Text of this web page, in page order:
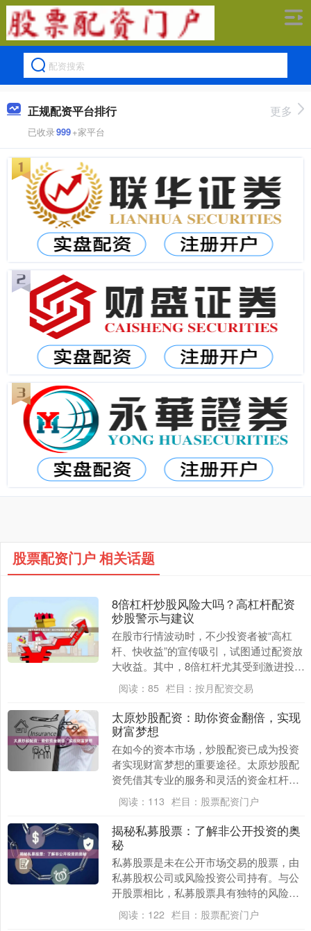
正规配资平台排行
已收录999+家平台
更多
股票配资门户 相关话题
8倍杠杆炒股风险大吗？高杠杆配资
炒股警示与建议
在股市行情波动时，不少投资者被“高杠
杆、快收益”的宣传吸引，试图通过配资放
大收益。其中，8倍杠杆尤其受到激进投资
者的关注——用1万元本金，就能操作8万
元资金股票....
阅读： 85 栏目： 按月配资交易
太原炒股配资：助你资金翻倍，实现
财富梦想
在如今的资本市场，炒股配资已成为投资
者实现财富梦想的重要途径。太原炒股配
资凭借其专业的服务和灵活的资金杠杆，
为投资者提供了资金翻倍的绝佳机会。 太
原炒股配资平台....
阅读： 113 栏目： 股票配资门户
揭秘私募股票：了解非公开投资的奥
秘
私募股票是未在公开市场交易的股票，由
私募股权公司或风险投资公司持有。与公
开股票相比，私募股票具有独特的风险和
回报特征。 **优势：** * **高增长潜力：
**....
阅读： 122 栏目： 股票配资门户